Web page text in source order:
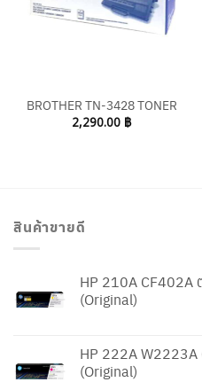
BROTHER TN-3428 TONER
2,290.00 ฿
สินค้าขายดี
HP 210A CF402A
(Original)
HP 222A
(Original)